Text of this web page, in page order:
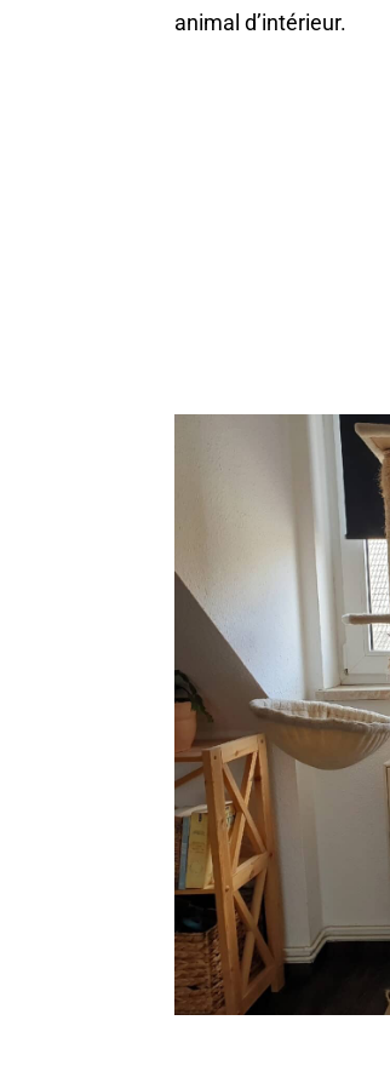
animal d’intérieur.